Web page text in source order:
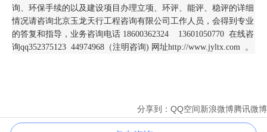
询、环保手续的以及建设项目办理立项、环评、能评、稳评的详细
情况请咨询北京玉龙天行工程咨询有限公司工作人员，会得到专业
的答复和指导，业务咨询电话 18600362324 13601050770 在线咨
询qq352375123 44974968（注明咨询) 网址http://www.jyltx.com 。
分享到： QQ空间新浪微博腾讯微博